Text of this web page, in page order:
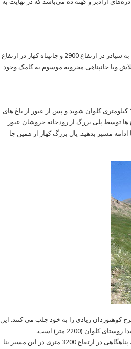
در بخش جنوبی کهار و ناز دو جانپناه وجود دارد. جانپناه قله ناز موسوم به سیادر در ارتفاع 2900 و جانپناه کهار در ارتفاع
ویا جانپناهی مخروبه موسوم به کامک وجود
در جاده کرج به چالوس یک پیچ پس از پل خواب، وارد جاده آسفالته 10 کیلومتری کلوان شوید و پس از عبور از باغ های
توسط پلی بزرگ از رودخانه خروشان عبور
مسیر بدهید. یال بزرگ کهار از همین جا
کوهنوردان زیادی را به خود جلب می کنند. این
(2200 متر) است.
از کلوان مسیر پاکوب بسیار مشخصی تا قله کهار بزرگ ادامه می یابد. پناهگاهی در ارتفاع 3200 متری در این مسیر بنا